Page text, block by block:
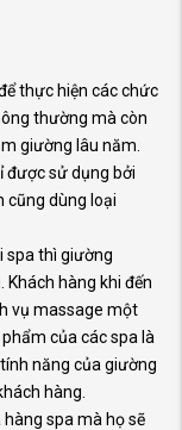
thực hiện các chức
thường mà còn
giường lâu năm.
được sử dụng bởi
cũng dùng loại
spa thì giường
hàng khi đến
vụ massage một
của các spa là
năng của giường
hàng.
spa mà họ sẽ